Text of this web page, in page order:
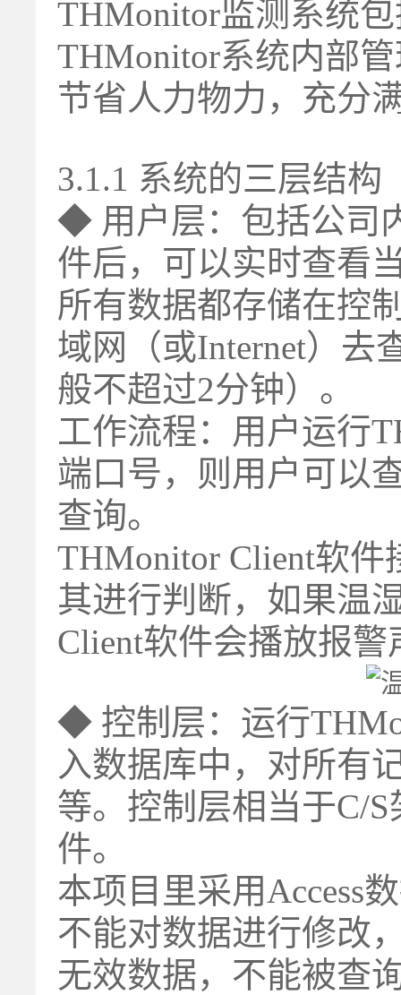
THMonitor监测系统
THMonitor系统内部
节省人力物力，充分
3.1.1 系统的三层结构
◆ 用户层：包括公司
件后，可以实时查看
所有数据都存储在控
域网（或Internet）去
般不超过2分钟）。
工作流程：用户运行
端口号，则用户可以
查询。
THMonitor Client软
其进行判断，如果温
Client软件会播放报警
◆ 控制层：运行
入数据库中，对所有
等。控制层相当于C/
件。
本项目里采用Access
不能对数据进行修改
无效数据，不能被查